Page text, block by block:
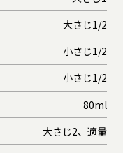
大さじ1/2
小さじ1/2
小さじ1/2
80ml
大さじ2、適量